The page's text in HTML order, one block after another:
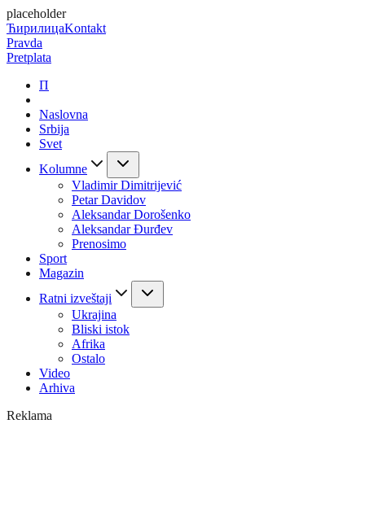
placeholder
ЋирилицаKontakt
Pravda
Pretplata
П
Naslovna
Srbija
Svet
Kolumne
Vladimir Dimitrijević
Petar Davidov
Aleksandar Dorošenko
Aleksandar Đurđev
Prenosimo
Sport
Magazin
Ratni izveštaji
Ukrajina
Bliski istok
Afrika
Ostalo
Video
Arhiva
Reklama